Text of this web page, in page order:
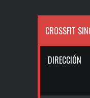
CROSSFIT
DIRECCIÓN